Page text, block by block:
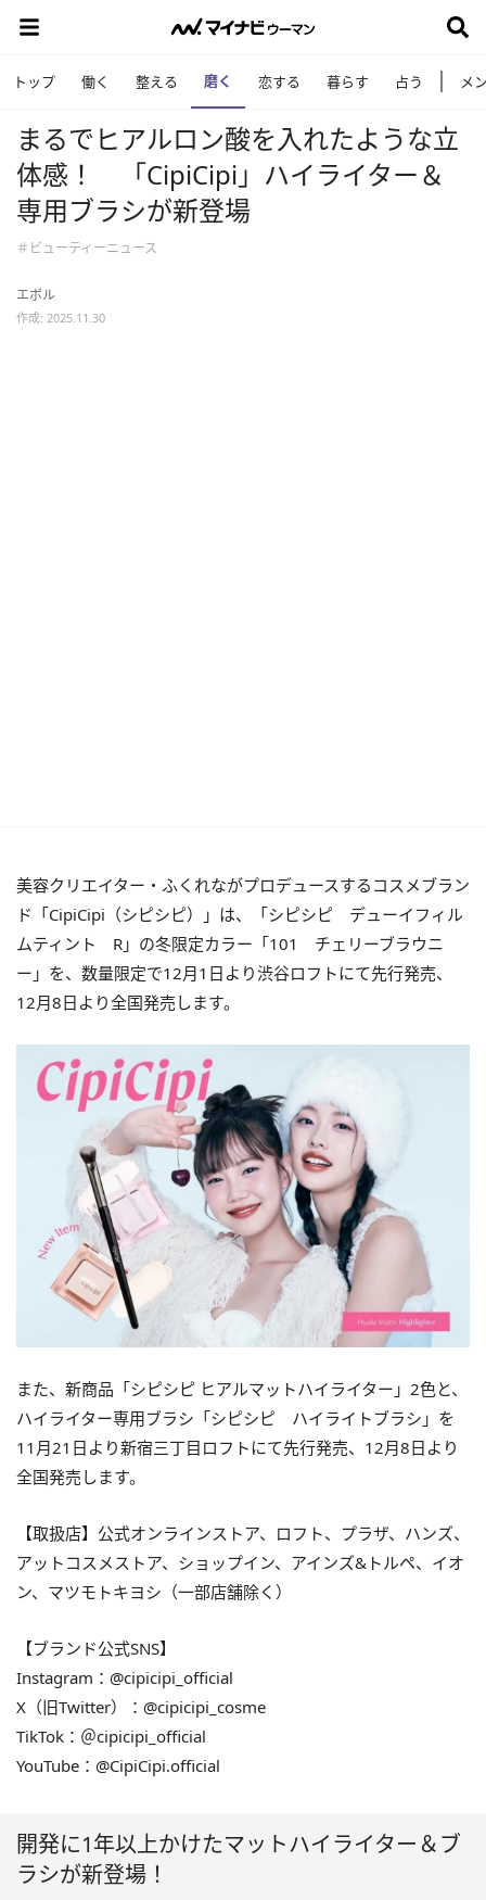
トップ 働く 整える 磨く 恋する 暮らす 占う メ
まるでヒアルロン酸を入れたような立
体感！ 「CipiCipi」ハイライター＆
専用ブラシが新登場
＃ビューティーニュース
エボル
作成: 2025.11.30
美容クリエイター・ふくれながプロデュースするコスメブラン
ド「CipiCipi（シピシピ）」は、「シピシピ デューイフィル
ムティント R」の冬限定カラー「101 チェリーブラウニ
ー」を、数量限定で12月1日より渋谷ロフトにて先行発売、
12月8日より全国発売します。
また、新商品「シピシピ ヒアルマットハイライター」2色と、
ハイライター専用ブラシ「シピシピ ハイライトブラシ」を
11月21日より新宿三丁目ロフトにて先行発売、12月8日より
全国発売します。
【取扱店】公式オンラインストア、ロフト、プラザ、ハンズ、
アットコスメストア、ショップイン、アインズ&トルペ、イオ
ン、マツモトキヨシ（一部店舗除く）
【ブランド公式SNS】
Instagram：@cipicipi_official
X（旧Twitter）：@cipicipi_cosme
TikTok：＠cipicipi_official
YouTube：@CipiCipi.official
開発に1年以上かけたマットハイライター＆ブ
ラシが新登場！